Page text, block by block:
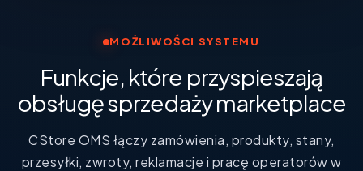
MOŻLIWOŚCI SYSTEMU
Funkcje, które przyspieszają
obsługę sprzedaży marketplace
CStore OMS łączy zamówienia, produkty, stany,
przesyłki, zwroty, reklamacje i pracę operatorów w